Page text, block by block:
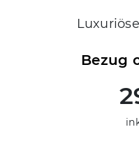
Bezug